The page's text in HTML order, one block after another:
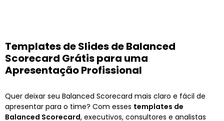
Templates de Slides de Balanced
Scorecard Grátis para uma
Apresentação Profissional
Quer deixar seu Balanced Scorecard mais claro e fácil de
apresentar para o time? Com esses templates de
Balanced Scorecard, executivos, consultores e analistas